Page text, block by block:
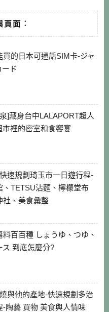
面︰
買的日本可通話SIM卡-ジャ
ド
]藏身台中LALAPORT超人
市裡的密室和食饗宴
速規劃琦玉市一日遊行程-
、TETSU沾麵、檸檬堂布
社、美食彙整
料百百種 しょうゆ、つゆ、
ス 到底怎麼分?
與他的產地-快速規劃多治
-陶藝 買物 美食與人情味